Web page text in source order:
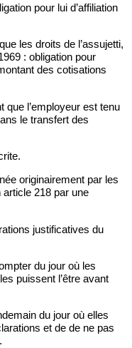
pour lui d’affiliation
les droits de l’assujetti,
: obligation pour
des cotisations
que l’employeur est tenu
le transfert des
originairement par les
218 par une
justificatives du
du jour où les
puissent l’être avant
du jour où elles
et de de ne pas